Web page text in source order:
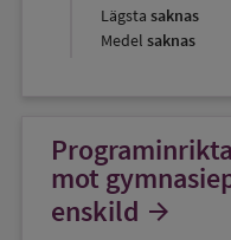
Lägsta saknas
Medel saknas
mot
enskild arrow_forward